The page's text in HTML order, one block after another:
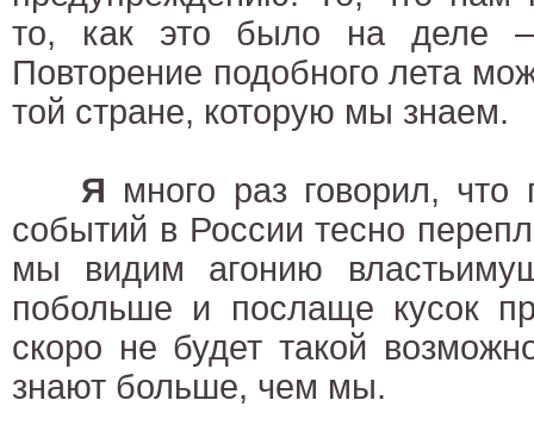
то, как это было на деле
Повторение подобного лета
той стране, которую мы знаем.
Я много раз говорил,
событий в России тесно
мы видим агонию
побольше и послаще кусок
скоро не будет такой
знают больше, чем мы.